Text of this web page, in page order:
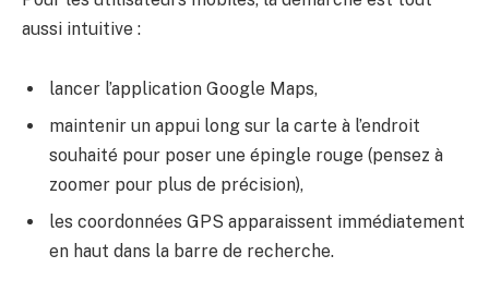
aussi intuitive :
lancer l’application Google Maps,
maintenir un appui long sur la carte à l’endroit
souhaité pour poser une épingle rouge (pensez à
zoomer pour plus de précision),
les coordonnées GPS apparaissent immédiatement
en haut dans la barre de recherche.